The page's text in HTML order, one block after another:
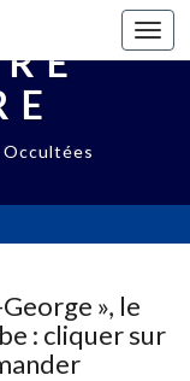
», le
: cliquer sur